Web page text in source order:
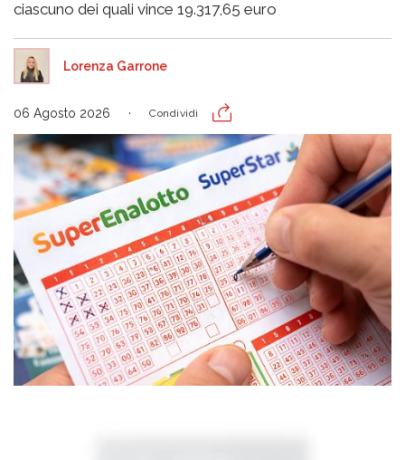
ciascuno dei quali vince 19.317,65 euro
Lorenza Garrone
06 Agosto 2026 Condividi